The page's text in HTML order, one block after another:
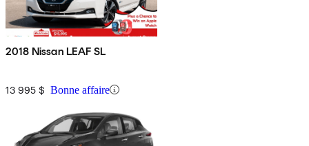
2018 Nissan LEAF SL
13 995 $ Bonne affaire